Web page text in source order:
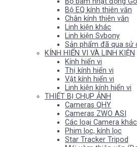
Bộ EQ kính thiên văn
Chân kính thiên văn
Linh kiện khác
Linh kiện Svbony
Sản phẩm đã qua sử
KÍNH HIỂN VI VÀ LINH KIỆN
Kính hiển vi
Thị kính hiển vi
Vật kính hiển vi
Linh kiện kính hiển vi
THIẾT BỊ CHỤP ẢNH
Cameras QHY
Cameras ZWO ASI
Các loại Camera khác
Phim lọc, kính lọc
Star Tracker Tripod